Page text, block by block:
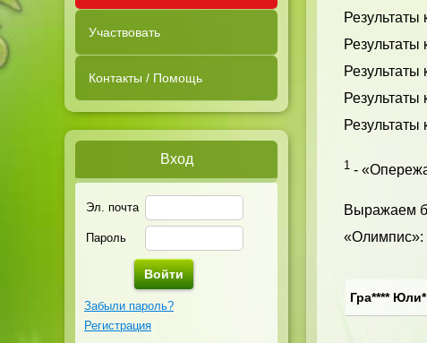
Участвовать
Контакты / Помощь
Вход
Эл. почта
Пароль
Забыли пароль?
Регистрация
Результаты
Результаты
Результаты
Результаты
Результаты
1 -
Выражаем
«Олимпис»:
Гра**** Юли*